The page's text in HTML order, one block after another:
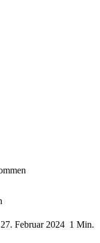
27. Februar 2024 1 Min.